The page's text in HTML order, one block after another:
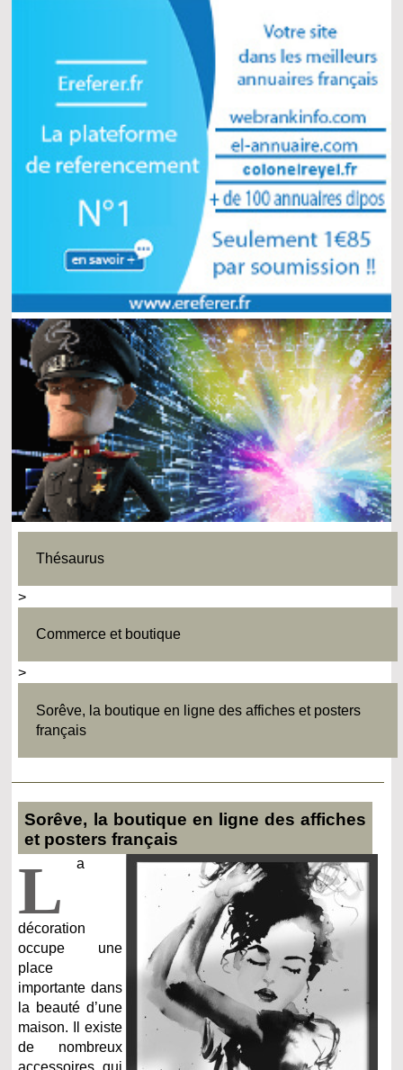
Thésaurus
>
Commerce et boutique
>
Sorêve, la boutique en ligne des affiches et posters
français
Sorêve, la boutique en ligne des affiches
et posters français
L a
décoration
occupe une
place
importante dans
la beauté d’une
maison. Il existe
de nombreux
accessoires qui